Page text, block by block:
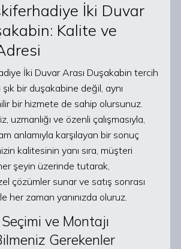
İki Duvar
Kalite ve
İki Duvar Arası Duşakabin tercih
bir duşakabine değil, aynı
bir hizmete de sahip olursunuz.
uzmanlığı ve özenli çalışmasıyla,
anlamıyla karşılayan bir sonuç
kalitesinin yanı sıra, müşteri
şeyin üzerinde tutarak,
çözümler sunar ve satış sonrası
her zaman yanınızda oluruz.
ve Montajı
Gerekenler